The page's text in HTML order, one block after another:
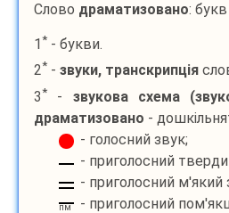
Слово драматизовано:
1 * - букви.
2* - звуки, транскрипція
3* - звукова схема
драматизовано -
- голосний звук;
- приголосний
- приголосний м'який
пм
- приголосний